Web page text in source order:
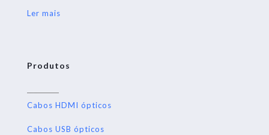
Ler mais
Produtos
Cabos HDMI ópticos
Cabos USB ópticos